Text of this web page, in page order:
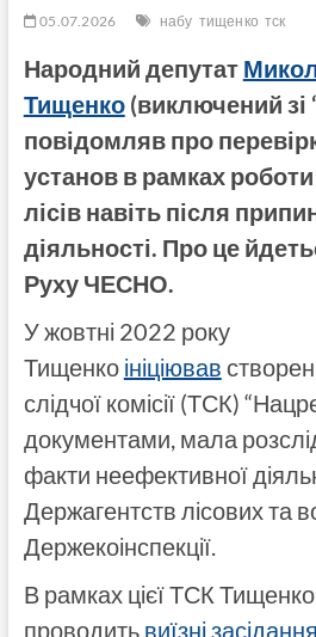
05.07.2026 набу тищенко тск
Народний депутат
Тищенко(виключений зі
повідомляв про
установ в рамках
лісів навіть після
діяльності. Про це
Руху ЧЕСНО.
У жовтні 2022 року
Тищенко ініціював
слідчої комісії (ТСК)
документами, мала
факти неефективної
Держагентств лісових та
Держекоінспекції.
В рамках цієї ТСК Тищенко
проводить виїзні засідання